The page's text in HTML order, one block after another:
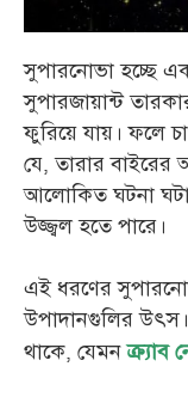
সুপারনোভা হচ্ছে
সুপারজায়ান্ট
ফুরিয়ে যায়। ফলে
যে, তারার বাইরের
আলোকিত ঘটনা
উজ্জ্বল হতে পারে।
এই ধরণের
উপাদানগুলির
থাকে, যেমনক্র্যাব